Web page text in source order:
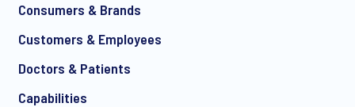
Consumers & Brands
Customers & Employees
Doctors & Patients
Capabilities